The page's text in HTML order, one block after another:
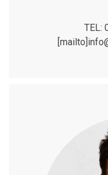
TEL: